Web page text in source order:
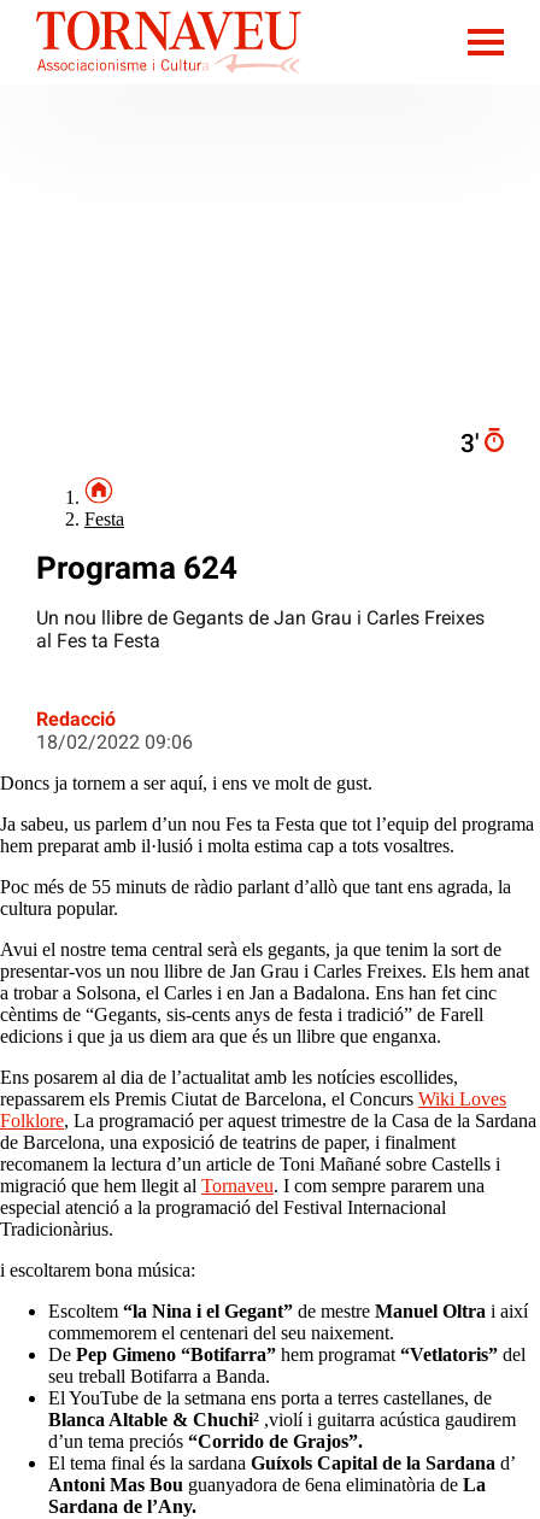
3′
Festa
Programa 624
Un nou llibre de Gegants de Jan Grau i Carles Freixes
al Fes ta Festa
Redacció
18/02/2022 09:06
Doncs ja tornem a ser aquí, i ens ve molt de gust.
Ja sabeu, us parlem d’un nou Fes ta Festa que tot l’equip del programa
hem preparat amb il·lusió i molta estima cap a tots vosaltres.
Poc més de 55 minuts de ràdio parlant d’allò que tant ens agrada, la
cultura popular.
Avui el nostre tema central serà els gegants, ja que tenim la sort de
presentar-vos un nou llibre de Jan Grau i Carles Freixes. Els hem anat
a trobar a Solsona, el Carles i en Jan a Badalona. Ens han fet cinc
cèntims de “Gegants, sis-cents anys de festa i tradició” de Farell
edicions i que ja us diem ara que és un llibre que enganxa.
Ens posarem al dia de l’actualitat amb les notícies escollides,
repassarem els Premis Ciutat de Barcelona, el Concurs Wiki Loves
Folklore, La programació per aquest trimestre de la Casa de la Sardana
de Barcelona, una exposició de teatrins de paper, i finalment
recomanem la lectura d’un article de Toni Mañané sobre Castells i
migració que hem llegit al Tornaveu. I com sempre pararem una
especial atenció a la programació del Festival Internacional
Tradicionàrius.
i escoltarem bona música:
Escoltem “la Nina i el Gegant” de mestre Manuel Oltra i així
commemorem el centenari del seu naixement.
De Pep Gimeno “Botifarra” hem programat“Vetlatoris” del
seu treball Botifarra a Banda.
El YouTube de la setmana ens porta a terres castellanes, de
Blanca Altable & Chuchi² ,violí i guitarra acústica gaudirem
d’un tema preciós “Corrido de Grajos”.
El tema final és la sardana Guíxols Capital de la Sardana d’
Antoni Mas Bou guanyadora de 6ena eliminatòria de La
Sardana de l’Any.